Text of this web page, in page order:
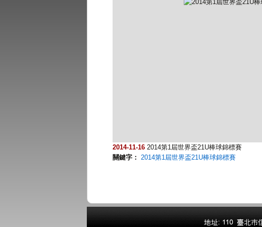
2014-11-16 2014第1屆世界盃21U棒球錦標賽
關鍵字： 2014第1屆世界盃21U棒球錦標賽